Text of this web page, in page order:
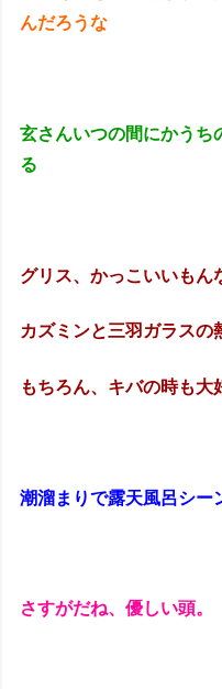
んだろうな
玄さんいつの間にかうち
る
グリス、かっこいいもん
カズミンと三羽ガラスの
もちろん、キバの時も大
潮溜まりで露天風呂シー
さすがだね、優しい頭。